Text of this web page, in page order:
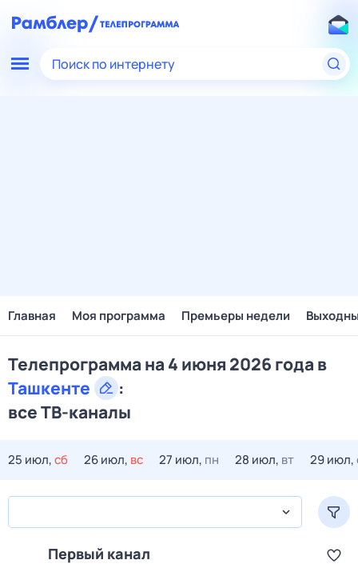
Поиск по интернету
Главная Моя программа Премьеры недели
Телепрограмма на 4 июня 2026 года в
Ташкенте
:
все ТВ-каналы
25 июл,сб 26 июл, вс 27 июл, пн 28 июл, вт 29 июл,
Первый канал